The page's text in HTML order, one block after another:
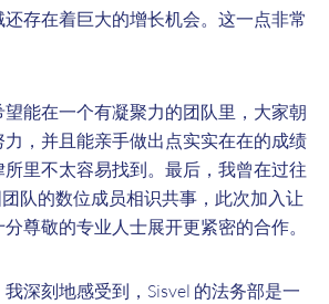
存在着巨大的增长机会。这一点非常
能在一个有凝聚力的团队里，大家朝
，并且能亲手做出点实实在在的成绩
里不太容易找到。最后，我曾在过往
队的数位成员相识共事，此次加入让
尊敬的专业人士展开更紧密的合作。
深刻地感受到，Sisvel 的法务部是一